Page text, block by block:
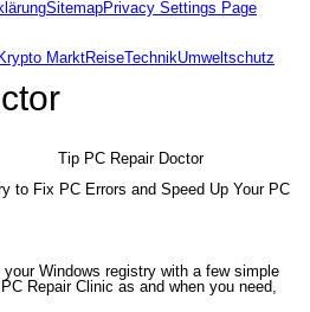
SitemapPrivacy Settings Page
Krypto MarktReiseTechnikUmweltschutz
Tip PC Repair Doctor
to Fix PC Errors and Speed Up Your PC
Windows registry with a few simple
Repair Clinic as and when you need,